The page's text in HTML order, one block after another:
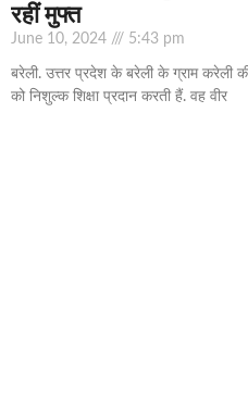
रहीं मुफ्त
June 10, 2024 5:43 pm
बरेली. उत्तर प्रदेश के बरेली के ग्राम करेली
को निशुल्क शिक्षा प्रदान करती हैं. वह वीर